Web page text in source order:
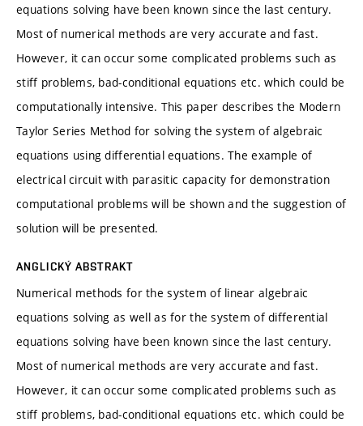
equations solving have been known since the last century.
Most of numerical methods are very accurate and fast.
However, it can occur some complicated problems such as
stiff problems, bad-conditional equations etc. which could be
computationally intensive. This paper describes the Modern
Taylor Series Method for solving the system of algebraic
equations using differential equations. The example of
electrical circuit with parasitic capacity for demonstration
computational problems will be shown and the suggestion of
solution will be presented.
ANGLICKÝ ABSTRAKT
Numerical methods for the system of linear algebraic
equations solving as well as for the system of differential
equations solving have been known since the last century.
Most of numerical methods are very accurate and fast.
However, it can occur some complicated problems such as
stiff problems, bad-conditional equations etc. which could be